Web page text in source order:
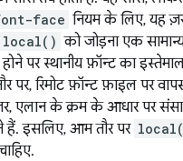
face नियम के लिए, यह
local() को जोड़ना एक
पर स्थानीय फ़ॉन्ट का
पर, रिमोट फ़ॉन्ट फ़ाइल पर
एलान के क्रम के आधार पर
हैं. इसलिए, आम तौर पर